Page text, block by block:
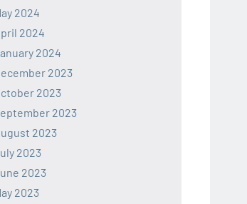
2024
2024
2024
2023
2023
2023
2023
2023
2023
2023